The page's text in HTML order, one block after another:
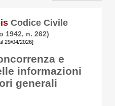
Codice Civile
1942, n. 262)
29/04/2026]
e
informazioni
generali